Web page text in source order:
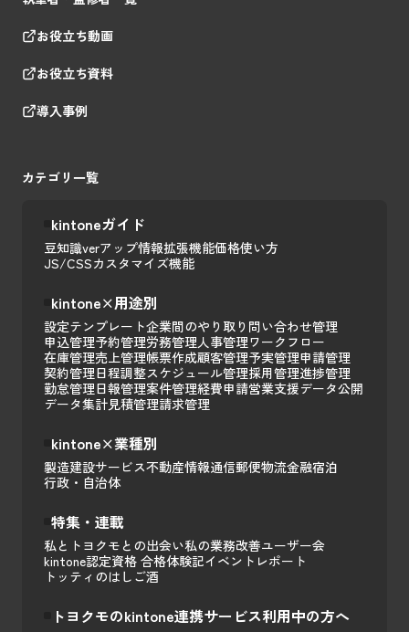
お役立ち動画
お役立ち資料
導入事例
カテゴリ一覧
kintoneガイド
豆知識verアップ情報拡張機能価格使い方
JS/CSSカスタマイズ機能
kintone×用途別
設定テンプレート企業間のやり取り 問い合わせ管理
申込管理予約管理労務管理人事管理ワークフロー
在庫管理売上管理帳票作成顧客管理予実管理申請管理
契約管理日程調整スケジュール管理採用管理進捗管理
勤怠管理日報管理案件管理経費申請営業支援データ公開
データ集計見積管理請求管理
kintone×業種別
製造建設サービス不動産情報通信郵便物流金融宿泊
行政・自治体
特集・連載
私とトヨクモとの出会い私の業務改善ユーザー会
kintone認定資格 合格体験記イベントレポート
トッティのはしご酒
トヨクモのkintone連携サービス利用中の方へ